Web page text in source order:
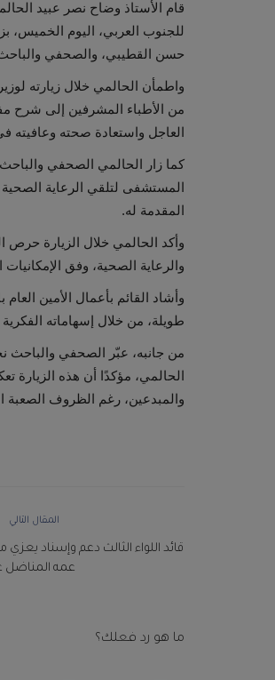
قام الأستاذ وضاح نصر عبيد
للجنوب العربي، اليوم الخميس،
حسن القطيبي، والصحفي
واطمأن الحالمي خلال زيارته
من الأطباء المشرفين إلى شرح
العاجل واستعادة صحته
كما زار الحالمي الصحفي
المستشفى لتلقي الرعاية
المقدمة له.
وأكد الحالمي خلال الزيارة حرص
والرعاية الصحية، وفق
وأشاد القائم بأعمال الأمين
طويلة، من خلال إسهاماته الفكرية
من جانبه، عبّر الصحفي والباحث
الحالمي، مؤكدًا أن هذه الزيارة
والمبدعين، رغم الظروف الصعبة
المقال التالي
قائد اللواء الثالث دعم وإسناد يعزي
عمه المناضل
ما هو رد فعلك؟